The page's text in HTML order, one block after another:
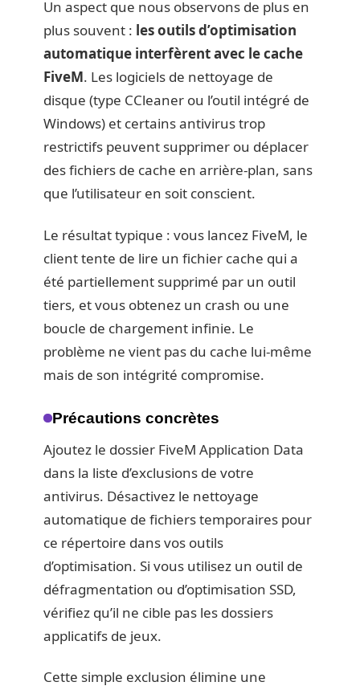
Un aspect que nous observons de plus en
plus souvent : les outils d’optimisation
automatique interfèrent avec le cache
FiveM. Les logiciels de nettoyage de
disque (type CCleaner ou l’outil intégré de
Windows) et certains antivirus trop
restrictifs peuvent supprimer ou déplacer
des fichiers de cache en arrière-plan, sans
que l’utilisateur en soit conscient.
Le résultat typique : vous lancez FiveM, le
client tente de lire un fichier cache qui a
été partiellement supprimé par un outil
tiers, et vous obtenez un crash ou une
boucle de chargement infinie. Le
problème ne vient pas du cache lui-même
mais de son intégrité compromise.
Précautions concrètes
Ajoutez le dossier FiveM Application Data
dans la liste d’exclusions de votre
antivirus. Désactivez le nettoyage
automatique de fichiers temporaires pour
ce répertoire dans vos outils
d’optimisation. Si vous utilisez un outil de
défragmentation ou d’optimisation SSD,
vérifiez qu’il ne cible pas les dossiers
applicatifs de jeux.
Cette simple exclusion élimine une